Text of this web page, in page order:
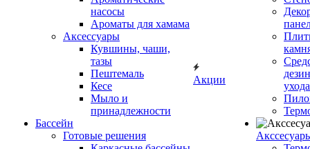
насосы
Ароматы для хамама
Аксессуары
Кувшины, чаши,
тазы
Пештемаль
Кесе
Мыло и
принадлежности
Бассейн
Готовые решения
Акции
ухода